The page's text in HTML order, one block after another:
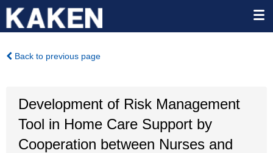
Back to previous page
Development of Risk Management
Tool in Home Care Support by
Cooperation between Nurses and